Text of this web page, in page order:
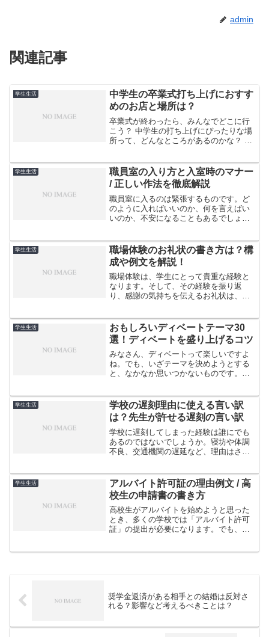
admin
関連記事
学生生活
中学生の卒業式打ち上げにおすす
めのお店と場所は？
卒業式が終わったら、みんなでどこに行
こう？ 中学生の打ち上げにぴったりな場
所って、どんなところがあるのかな？ 予
は、中学生の卒業式打ち上げにおすすめ
の場所や注意点をご紹介...
学生生活
職員室の入り方と入室時のマナー
/ 正しい作法を徹底解説
職員室に入るのは緊張するものです。ど
のように入ればいいのか、何を言えばい
いのか、不安になることもあるでしょ
りと身につきます。先生に用事があると
きも、自信を持って職員室に入...
学生生活
職場体験のお礼状の書き方は？構
成や例文を解説！
職場体験は、学生にとって貴重な経験と
なります。そして、その経験を振り返
り、感謝の気持ちを伝えるお礼状は、社
いのか分からない」「失礼にならないか
心配」という声をよく耳にし...
学生生活
おもしろいディベートテーマ30
選！ディベートを盛り上げるコツ
みなさん、ディベートって楽しいですよ
ね。でも、いざテーマを決めようとする
と、なかなか思いつかないものです。そ
ご紹介します。年代別に分けているの
で、小学生から社会人まで...
学生生活
学校の遅刻理由に使える言い訳
は？先生が許せる遅刻の言い訳
学校に遅刻してしまった経験は誰にでも
あるのではないでしょうか。寝坊や体調
不良、交通機関の遅延など、理由はさま
いはず。この記事では、学校の遅刻理由
や言い訳、そして先生が教...
学生生活
アルバイト許可証の理由例文 / 高
校生の申請書の書き方
高校生がアルバイトを始めようと思った
とき、多くの学校では「アルバイト許可
証」の提出が必要になります。でも、ど
奨学金返済がある相手との結婚は反対さ
れる？影響など考えるべきことは？